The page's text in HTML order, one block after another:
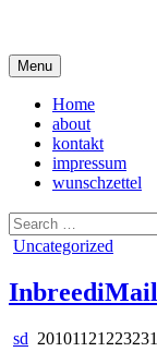
content
Menu
Home
about
kontakt
impressum
wunschzettel
Search
for:
Posted
Uncategorized
InbreediMail
sd 20101121223231